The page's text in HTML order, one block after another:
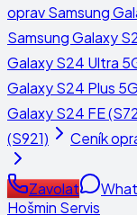
opravSamsung
Samsung Galaxy
Galaxy S24 Ultra
Galaxy S24 Plus
Galaxy S24 FE
(S921)
Ceník
Zavolat
Hošmin Servis